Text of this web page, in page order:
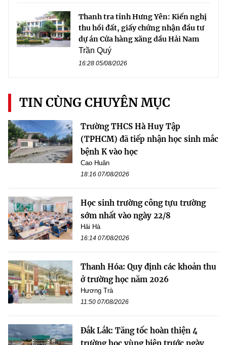
Thanh tra tỉnh Hưng Yên: Kiến nghị
thu hồi đất, giấy chứng nhận đầu tư
dự án Cửa hàng xăng dầu Hải Nam
Trần Quý
16:28 05/08/2026
TIN CÙNG CHUYÊN MỤC
Trường THCS Hà Huy Tập
(TPHCM) đã tiếp nhận học sinh mắc
bệnh K vào học
Cao Huân
18:16 07/08/2026
Học sinh trường công tựu trường
sớm nhất vào ngày 22/8
Hải Hà
16:14 07/08/2026
Thanh Hóa: Quy định các khoản thu
ở trường học năm 2026
Hương Trà
11:50 07/08/2026
Đắk Lắk: Tăng tốc hoàn thiện 4